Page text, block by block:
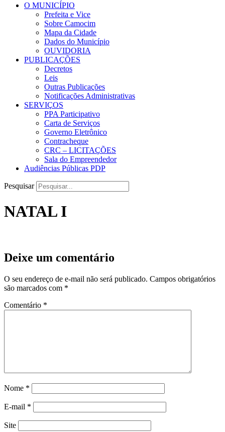
O MUNICÍPIO
Prefeita e Vice
Sobre Camocim
Mapa da Cidade
Dados do Município
OUVIDORIA
PUBLICAÇÕES
Decretos
Leis
Outras Publicações
Notificações Administrativas
SERVIÇOS
PPA Participativo
Carta de Serviços
Governo Eletrônico
Contracheque
CRC – LICITAÇÕES
Sala do Empreendedor
Audiências Públicas PDP
Pesquisar
NATAL I
Deixe um comentário
O seu endereço de e-mail não será publicado. Campos obrigatórios
são marcados com *
Comentário *
Nome *
E-mail *
Site